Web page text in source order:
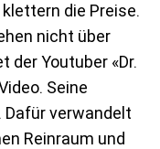
die Preise.
nicht über
Youtuber «Dr.
Seine
Dafür verwandelt
Reinraum und